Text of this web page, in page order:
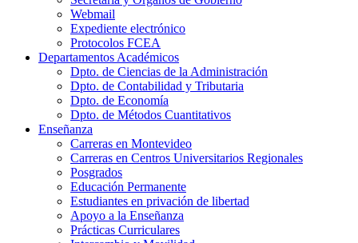
Webmail
Expediente electrónico
Protocolos FCEA
Departamentos Académicos
Dpto. de Ciencias de la Administración
Dpto. de Contabilidad y Tributaria
Dpto. de Economía
Dpto. de Métodos Cuantitativos
Enseñanza
Carreras en Montevideo
Carreras en Centros Universitarios Regionales
Posgrados
Educación Permanente
Estudiantes en privación de libertad
Apoyo a la Enseñanza
Prácticas Curriculares